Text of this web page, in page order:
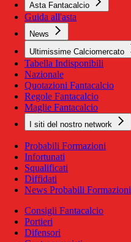
Asta Fantacalcio
Guida all'asta
News
Ultimissime Calciomercato
Tabella Indisponibili
Nazionale
Quotazioni Fantacalcio
Regole Fantacalcio
Maglie Fantacalcio
I siti del nostro network
Probabili Formazioni
Infortunati
Squalificati
Diffidati
News Probabili Formazioni
Consigli Fantacalcio
Portieri
Difensori